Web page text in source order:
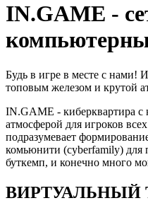
IN.GAME -
Будь в игре в месте с нами!
топовым железом и крутой
IN.GAME - киберквартира с
атмосферой для игроков
подразумевает
комьюнити (cyberfamily) для
буткемп, и конечно много
ВИРТУАЛЬНЫЙ